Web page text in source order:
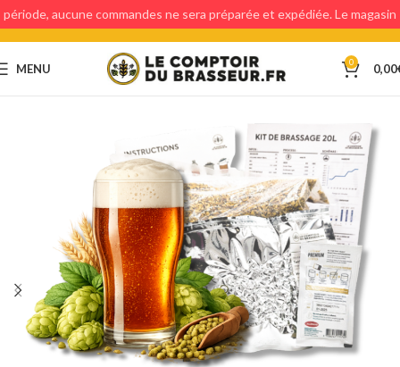
MENU 0 0,00
période, aucune commandes ne sera préparée et expédiée. Le magasin
étant fermé, aucun retraits en magasin ne sera possible.